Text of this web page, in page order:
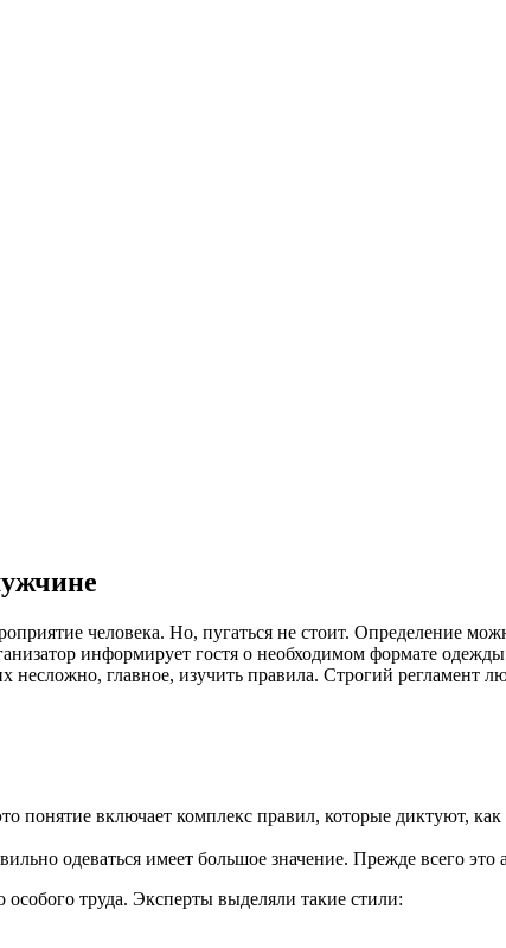
человека. Но, пугаться не стоит. Определение
информирует гостя о необходимом формате
главное, изучить правила. Строгий регламент
понятие включает комплекс правил, которые диктуют,
одеваться имеет большое значение. Прежде всего это
труда. Эксперты выделяли такие стили: